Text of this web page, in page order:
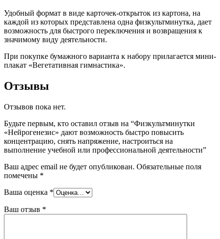
напряжение,
настроиться
на
выполнение
или
профессиональной
Удобный формат в виде карточек-открыток из картона, на
каждой из которых представлена одна физкультминутка, дает
возможность для быстрого переключения и возвращения к
значимому виду деятельности.
При покупке бумажного варианта к набору прилагается мини-
плакат «Вегетативная гимнастика».
Отзывы
Отзывов пока нет.
Будьте первым, кто оставил отзыв на “Физкультминутки
«Нейрогенезис» дают возможность быстро повысить
концентрацию, снять напряжение, настроиться на
выполнение учебной или профессиональной деятельности”
Ваш адрес email не будет опубликован. Обязательные поля
помечены *
Ваша оценка *
Ваш отзыв *